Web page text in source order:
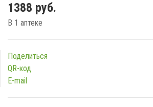
1388 руб.
В 1 аптеке
Поделиться
QR-код
E-mail